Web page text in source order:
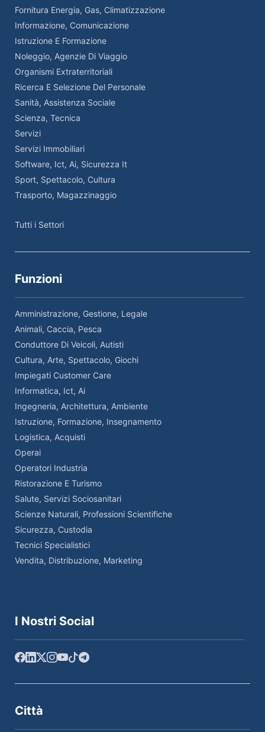
Fornitura Energia, Gas, Climatizzazione
Informazione, Comunicazione
Istruzione E Formazione
Noleggio, Agenzie Di Viaggio
Organismi Extraterritoriali
Ricerca E Selezione Del Personale
Sanità, Assistenza Sociale
Scienza, Tecnica
Servizi
Servizi Immobiliari
Software, Ict, Ai, Sicurezza It
Sport, Spettacolo, Cultura
Trasporto, Magazzinaggio
Tutti i Settori
Funzioni
Amministrazione, Gestione, Legale
Animali, Caccia, Pesca
Conduttore Di Veicoli, Autisti
Cultura, Arte, Spettacolo, Giochi
Impiegati Customer Care
Informatica, Ict, Ai
Ingegneria, Architettura, Ambiente
Istruzione, Formazione, Insegnamento
Logistica, Acquisti
Operai
Operatori Industria
Ristorazione E Turismo
Salute, Servizi Sociosanitari
Scienze Naturali, Professioni Scientifiche
Sicurezza, Custodia
Tecnici Specialistici
Vendita, Distribuzione, Marketing
I Nostri Social
Città